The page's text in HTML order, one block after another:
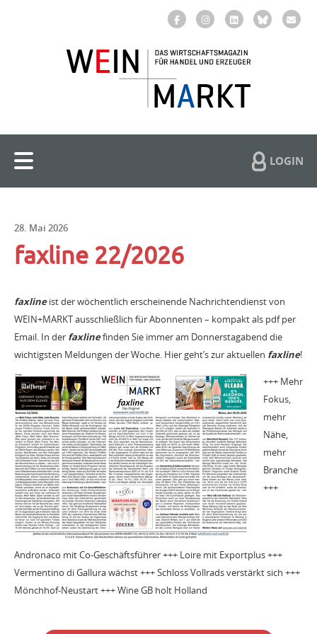
LOGIN
28. Mai 2026
faxline 22/2026
faxlineist der wöchentlich erscheinende Nachrichtendienst von
WEIN+MARKT ausschließlich für Abonnenten – kompakt als pdf per
Email. In der faxlinefinden Sie immer am Donnerstagabend die
wichtigsten Meldungen der Woche. Hier geht’s zur aktuellen faxline!
+++ Mehr
Fokus,
mehr
Nähe,
mehr
Branche
+++
Andronaco mit Co-Geschäftsführer +++ Loire mit Exportplus +++
Vermentino di Gallura wächst +++ Schloss Vollrads verstärkt sich +++
Mönchhof-Neustart +++ Wine GB holt Holland